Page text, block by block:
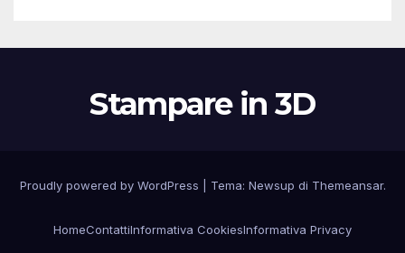
Stampare in 3D
Proudly powered by WordPress Tema: Newsup di Themeansar.
HomeContattiInformativa CookiesInformativa Privacy